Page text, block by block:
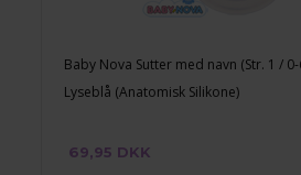
Baby Nova Sutter med navn (Str. 1 /
Lyseblå (Anatomisk Silikone)
69,95 DKK